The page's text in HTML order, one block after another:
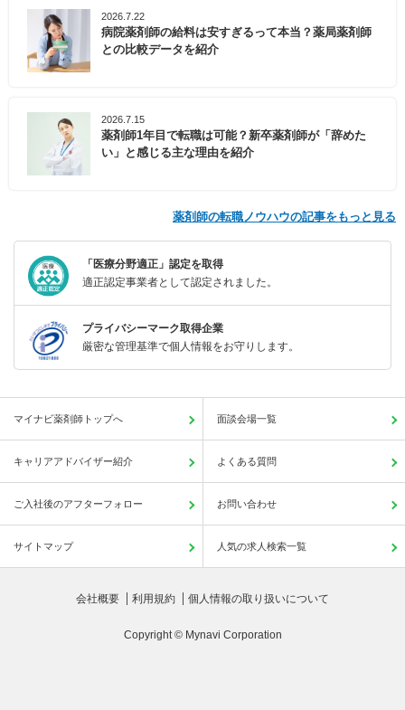
2026.7.22
病院薬剤師の給料は安すぎるって本当？薬局薬剤師
との比較データを紹介
2026.7.15
薬剤師1年目で転職は可能？新卒薬剤師が「辞めた
い」と感じる主な理由を紹介
薬剤師の転職ノウハウの記事をもっと見る
「医療分野適正」認定を取得
適正認定事業者として認定されました。
プライバシーマーク取得企業
厳密な管理基準で個人情報をお守りします。
マイナビ薬剤師トップへ 面談会場一覧
キャリアアドバイザー紹介 よくある質問
ご入社後のアフターフォロー お問い合わせ
サイトマップ 人気の求人検索一覧
会社概要 利用規約 個人情報の取り扱いについて
Copyright © Mynavi Corporation